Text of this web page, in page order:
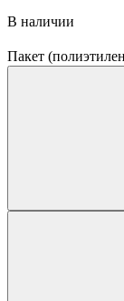
В наличии
Пакет